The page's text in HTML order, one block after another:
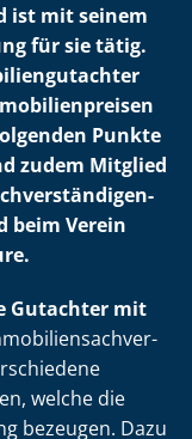
ist mit seinem
für sie tätig.
Punkte
zudem Mitglied
beim Verein
Gutachter mit
welche die
bezeugen. Dazu